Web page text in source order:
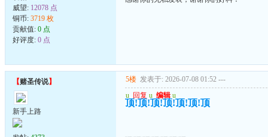
威望: 12078 点
铜币: 3719 枚
贡献值: 0 点
好评度: 0 点
【赌圣传说】
新手上路
5楼 发表于: 2026-07-08 01:52 ---
u 回复 u 编辑 u
顶!顶!顶!顶!顶!顶!顶